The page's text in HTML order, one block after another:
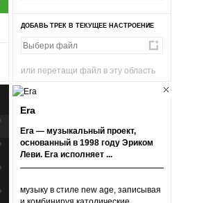
к попаданиям
кпопаданиям
кпопаданиям
ДОБАВЬ ТРЕК В ТЕКУЩЕЕ НАСТРОЕНИЕ
или перетащи файл в эту область
Era
Era — музыкальный проект,
основанный в 1998 году Эриком
Леви. Era исполняет ...
музыку в стиле new age, записывая